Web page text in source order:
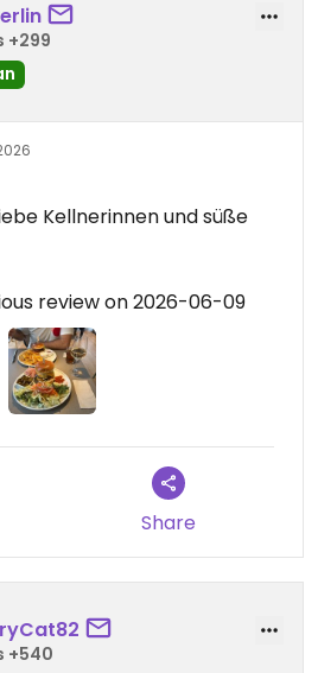
+299
Kellnerinnen und süße
review on 2026-06-09
Share
+540